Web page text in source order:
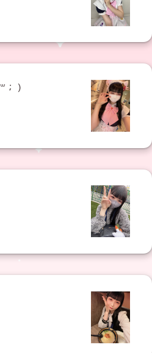
ブログ途中で切れてた( ；꒳​； )